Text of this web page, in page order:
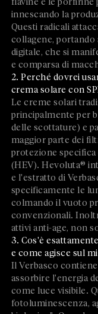
flavine e le porfirine
innescando la
Questi radicali
collagene, portando
digitale, che si
e comparsa di
2. Perché dovrei
crema solare con
Le creme solari
principalmente per
delle scottature) e
maggior parte dei
protezione specifica
(HEV). Hevoluta®
e l'estratto di
specificamente le
colmando il vuoto
convenzionali.
attivi anti-age, non
3. Cos'è
e come agisce sul
Il Verbasco
assorbire l'energia
come luce visibile.
fotoluminescenza,